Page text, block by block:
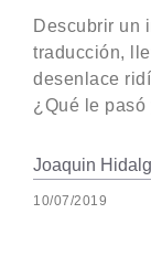
Descubrir un
traducción,
desenlace
¿Qué le pasó
Joaquin
10/07/2019